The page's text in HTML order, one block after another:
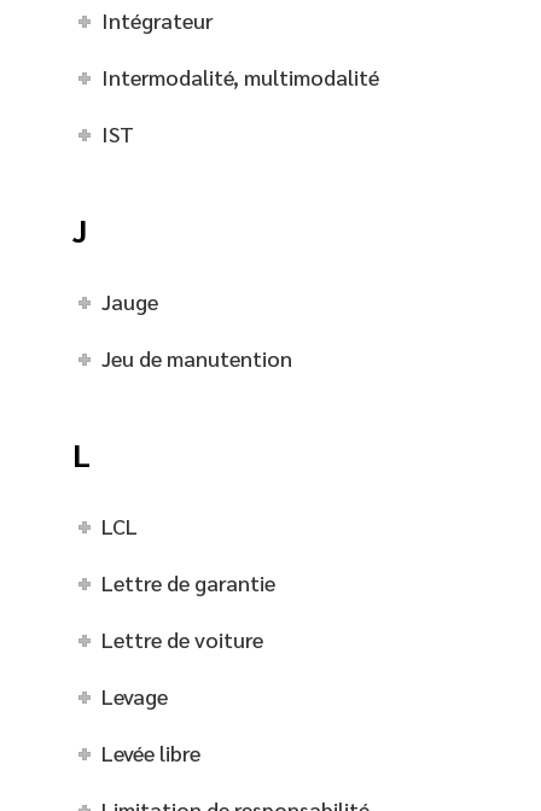
Intégrateur
Intermodalité, multimodalité
IST
J
Jauge
Jeu de manutention
L
LCL
Lettre de garantie
Lettre de voiture
Levage
Levée libre